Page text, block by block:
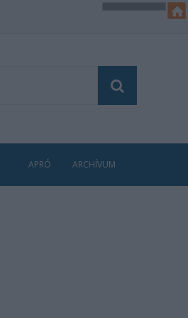
APRÓ ARCHÍVUM